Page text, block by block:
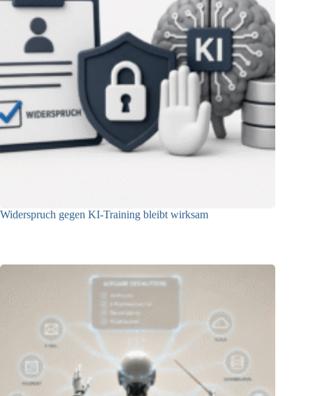
Widerspruch gegen KI-Training bleibt wirksam